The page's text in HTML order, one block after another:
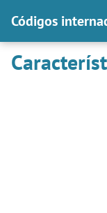
Códigos